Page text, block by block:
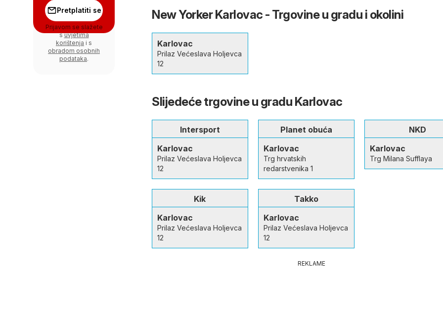
New Yorker Karlovac - Trgovine u gradu i okolini
Karlovac
Prilaz Većeslava Holjevca
12
Slijedeće trgovine u gradu Karlovac
Intersport
Karlovac
Prilaz Većeslava Holjevca
12
Planet obuća
Karlovac
Trg hrvatskih
redarstvenika 1
NKD
Karlovac
Trg Milana Sufflaya
Kik
Karlovac
Prilaz Većeslava Holjevca
12
Takko
Karlovac
Prilaz Većeslava Holjevca
12
REKLAME
Pretplatiti se
Prijavom se slažete
suvjetima
korištenja i s
obradom osobnih
podataka.